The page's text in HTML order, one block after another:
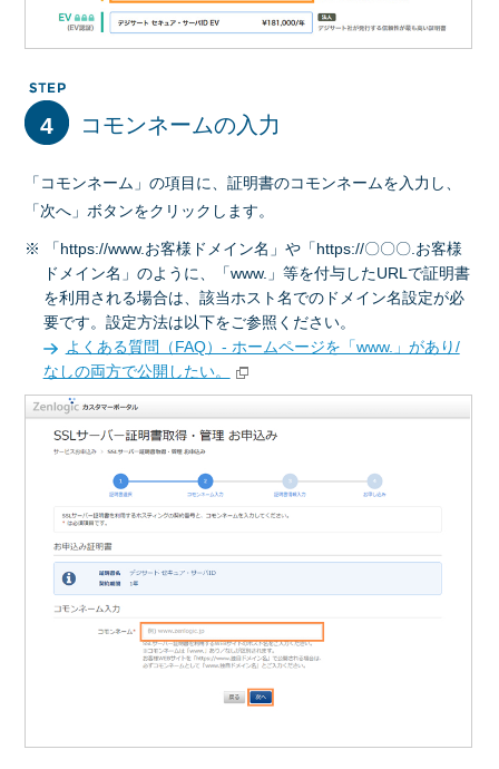
4 コモンネームの入力
「コモンネーム」の項目に、証明書のコモンネームを入力し、
「次へ」ボタンをクリックします。
※ 「https://www.お客様ドメイン名」や「https://〇〇〇.お客様
ドメイン名」のように、「www.」等を付与したURLで証明書
を利用される場合は、該当ホスト名でのドメイン名設定が必
要です。設定方法は以下をご参照ください。
よくある質問（FAQ）- ホームページを「www.」があり/
なしの両方で公開したい。